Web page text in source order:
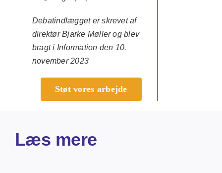
Debatindlægget er skrevet af
direktør Bjarke Møller og blev
bragt i Information den 10.
november 2023
Støt vores arbejde
Læs mere